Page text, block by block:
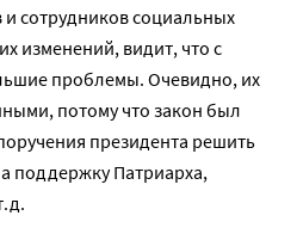
сотрудников социальных
изменений, видит, что с
проблемы. Очевидно, их
потому что закон был
президента решить
поддержку Патриарха,